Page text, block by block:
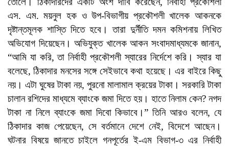
এস. এম. ময়নুল হক ও উপ-বিভাগীয় প্রকৌশলী খালেক আকনকে
দৃষ্টান্তমূলক শাস্তি দিতে হবে। তারা দুর্নীতি দমন কমিশনায় লিখিত
অভিযোগ দিয়েছেন। অভিযুক্ত খালেক আকন সংবাদমাধ্যমকে জানান,
“আমি যা করি, তা নির্বাহী প্রকৌশলী স্যারের নির্দেশে করি। স্যার যা
বলেছে, ঠিকাদার মনসের সঙ্গে সেইভাবে কথা হয়েছে। এর বাইরে কিছু
নয়। এটা ঘুষের টাকা নয়, পুরনো মালামাল ক্রয়ের টাকা। সরকারি টাকা
চালান রশিদের মাধ্যমে ব্যাংকে জমা দিতে হয়। হাতে নিলাম কেন? নগদ
টাকা না নিলে ব্যাংকে জমা দিবো কিভাবে।” তিনি আরও বলেন, যে
ঠিকাদার কাজ পেয়েছেন, সে বর্তমানে দেশে নেই, বিদেশে আছেন।
ঘটনার বিষয়ে জানতে চাইলে গনপূর্তের ই-এম বিভাগ-৩ এর নির্বাহী